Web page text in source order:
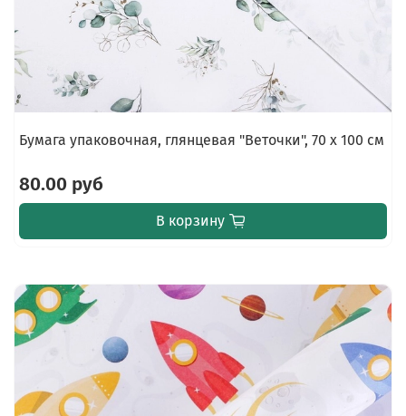
Бумага упаковочная, глянцевая "Веточки", 70 х 100 см
80.00 руб
В корзину